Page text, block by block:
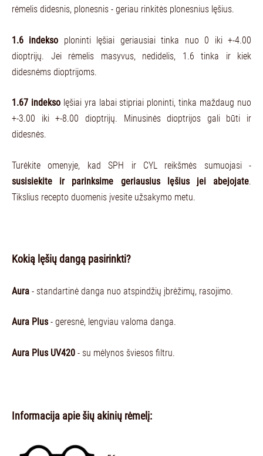
rėmelis didesnis, plonesnis - geriau rinkitės plonesnius lęšius.
1.6 indekso ploninti lęšiai geriausiai tinka nuo 0 iki +-4.00
dioptrijų. Jei rėmelis masyvus, nedidelis, 1.6 tinka ir kiek
didesnėms dioptrijoms.
1.67 indeksolęšiai yra labai stipriai ploninti, tinka maždaug nuo
+-3.00 iki +-8.00 dioptrijų. Minusinės dioptrijos gali būti ir
didesnės.
Turėkite omenyje, kad SPH ir CYL reikšmės sumuojasi -
susisiekite ir parinksime geriausius lęšius jei abejojate.
Tikslius recepto duomenis įvesite užsakymo metu.
Kokią lęšių dangą pasirinkti?
Aura - standartinė danga nuo atspindžių įbrėžimų, rasojimo.
Aura Plus- geresnė, lengviau valoma danga.
Aura Plus UV420 - su mėlynos šviesos filtru.
Informacija apie šių akinių rėmelį: